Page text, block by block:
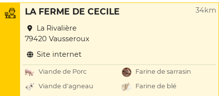
LA FERME DE CECILE 34km
La Rivalière
79420 Vausseroux
Site internet
Viande de Porc
Farine de sarrasin
Viande d'agneau
Farine de blé